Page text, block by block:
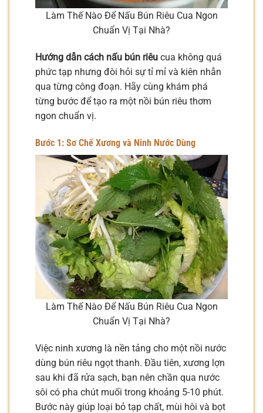
Làm Thế Nào Để Nấu Bún Riêu Cua Ngon
Chuẩn Vị Tại Nhà?
Hướng dẫn cách nấu bún riêu cua không quá
phức tạp nhưng đòi hỏi sự tỉ mỉ và kiên nhẫn
qua từng công đoạn. Hãy cùng khám phá
từng bước để tạo ra một nồi bún riêu thơm
ngon chuẩn vị.
Bước 1: Sơ Chế Xương và Ninh Nước Dùng
Làm Thế Nào Để Nấu Bún Riêu Cua Ngon
Chuẩn Vị Tại Nhà?
Việc ninh xương là nền tảng cho một nồi nước
dùng bún riêu ngọt thanh. Đầu tiên, xương lợn
sau khi đã rửa sạch, bạn nên chần qua nước
sôi có pha chút muối trong khoảng 5-10 phút.
Bước này giúp loại bỏ tạp chất, mùi hôi và bọt